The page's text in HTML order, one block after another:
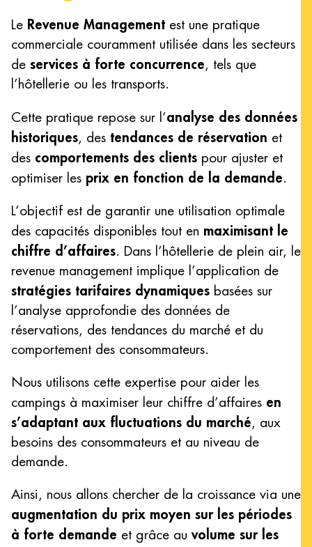
Le Revenue Management est une pratique
commerciale couramment utilisée dans les secteurs
de services à forte concurrence, tels que
l’hôtellerie ou les transports.
Cette pratique repose sur l’analyse des données
historiques, des tendances de réservation et
des comportements des clients pour ajuster et
optimiser les prix en fonction de la demande.
L’objectif est de garantir une utilisation optimale
des capacités disponibles tout en maximisant le
chiffre d’affaires. Dans l’hôtellerie de plein air, le
revenue management implique l’application de
stratégies tarifaires dynamiques basées sur
l’analyse approfondie des données de
réservations, des tendances du marché et du
comportement des consommateurs.
Nous utilisons cette expertise pour aider les
campings à maximiser leur chiffre d’affaires en
s’adaptant aux fluctuations du marché, aux
besoins des consommateurs et au niveau de
demande.
Ainsi, nous allons chercher de la croissance via une
augmentation du prix moyen sur les périodes
à forte demande et grâce auvolume sur les